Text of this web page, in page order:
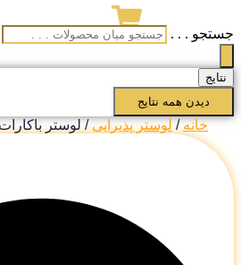
. . .
دیدن همه نتایج
خانه/لوستر پذیرایی/ لوستر باکارات زنیت